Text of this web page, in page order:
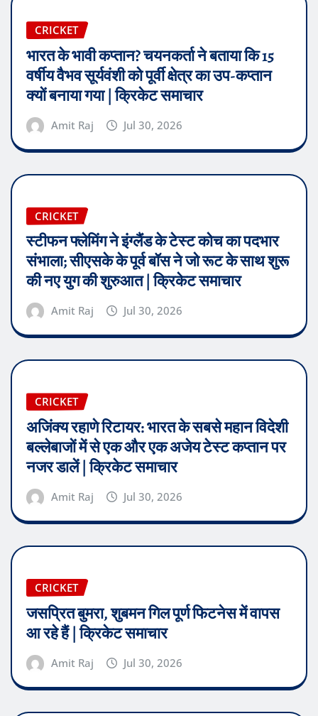
CRICKET
भारत के भावी कप्तान? चयनकर्ता ने बताया कि 15
वर्षीय वैभव सूर्यवंशी को पूर्वी क्षेत्र का उप-कप्तान
क्यों बनाया गया | क्रिकेट समाचार
Amit Raj Jul 30, 2026
CRICKET
स्टीफन फ्लेमिंग ने इंग्लैंड के टेस्ट कोच का पदभार
संभाला; सीएसके के पूर्व बॉस ने जो रूट के साथ शुरू
की नए युग की शुरुआत | क्रिकेट समाचार
Amit Raj Jul 30, 2026
CRICKET
अजिंक्य रहाणे रिटायर: भारत के सबसे महान विदेशी
बल्लेबाजों में से एक और एक अजेय टेस्ट कप्तान पर
नजर डालें | क्रिकेट समाचार
Amit Raj Jul 30, 2026
CRICKET
जसप्रित बुमरा, शुबमन गिल पूर्ण फिटनेस में वापस
आ रहे हैं | क्रिकेट समाचार
Amit Raj Jul 30, 2026